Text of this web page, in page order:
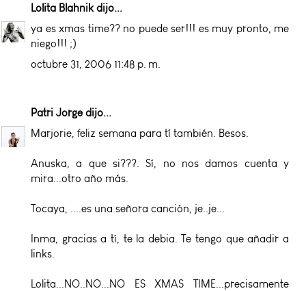
Lolita Blahnikdijo...
ya es xmas time?? no puede ser!!! es muy pronto, me
niego!!! ;)
octubre 31, 2006 11:48 p. m.
Patri Jorgedijo...
Marjorie, feliz semana para tí también. Besos.
Anuska, a que si???. Sí, no nos damos cuenta y
mira...otro año más.
Tocaya, ....es una señora canción, je..je...
Inma, gracias a tí, te la debia. Te tengo que añadir a
links.
Lolita...NO..NO...NO ES XMAS TIME...precisamente